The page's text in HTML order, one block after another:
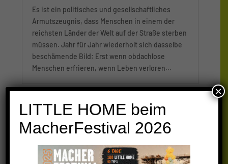
Es ist ein politisches und gesellschaftliches
Armutszeugnis, dass Menschen in einem der
reichsten Länder der Welt auf der Straße sterben
müssen. Jahr für Jahr wiederholt sich dasselbe
beschämende Bild: Erst wenn obdachlose
Menschen erfrieren, wenn Leben verloren...
LITTLE HOME beim
MacherFestival 2026
×